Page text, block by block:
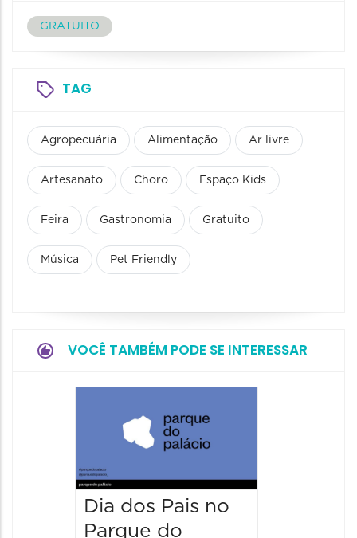
GRATUITO
TAG
Agropecuária Alimentação Ar livre
Artesanato Choro Espaço Kids
Feira Gastronomia Gratuito
Música Pet Friendly
VOCÊ TAMBÉM PODE SE INTERESSAR
Dia dos Pais no
Parque do